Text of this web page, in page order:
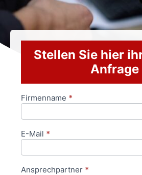
Stellen Sie hier
Anfrage
Anfrageformular
Firmenname *
E-Mail *
Ansprechpartner *